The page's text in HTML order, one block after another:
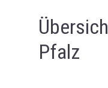
Pfalz